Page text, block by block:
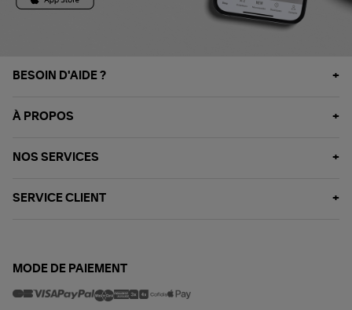
BESOIN D'AIDE ?
À PROPOS
NOS SERVICES
SERVICE CLIENT
MODE DE PAIEMENT